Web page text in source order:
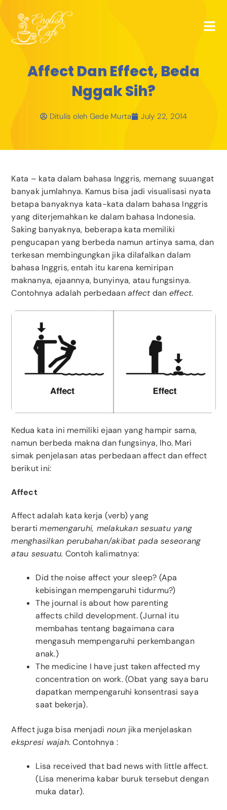
Affect Dan Effect, Beda
Nggak Sih?
Ditulis oleh Gede Murta July 22, 2014
Kata – kata dalam bahasa Inggris, memang suuangat
banyak jumlahnya. Kamus bisa jadi visualisasi nyata
betapa banyaknya kata-kata dalam bahasa Inggris
yang diterjemahkan ke dalam bahasa Indonesia.
Saking banyaknya, beberapa kata memiliki
pengucapan yang berbeda namun artinya sama, dan
terkesan membingungkan jika dilafalkan dalam
bahasa Inggris, entah itu karena kemiripan
maknanya, ejaannya, bunyinya, atau fungsinya.
Contohnya adalah perbedaanaffectdan effect.
Kedua kata ini memiliki ejaan yang hampir sama,
namun berbeda makna dan fungsinya, lho. Mari
simak penjelasan atas perbedaan affect dan effect
berikut ini:
Affect
Affect adalah kata kerja (verb) yang
berartimemengaruhi, melakukan sesuatu yang
menghasilkan perubahan/akibat pada seseorang
atau sesuatu. Contoh kalimatnya:
Did the noise affect your sleep? (Apa
kebisingan mempengaruhi tidurmu?)
The journal is about how parenting
affects child development. (Jurnal itu
membahas tentang bagaimana cara
mengasuh mempengaruhi perkembangan
anak.)
The medicine I have just taken affected my
concentration on work. (Obat yang saya baru
dapatkan mempengaruhi konsentrasi saya
saat bekerja).
Affect juga bisa menjadi noun jika menjelaskan
ekspresi wajah. Contohnya :
Lisa received that bad news with little affect.
(Lisa menerima kabar buruk tersebut dengan
muka datar).